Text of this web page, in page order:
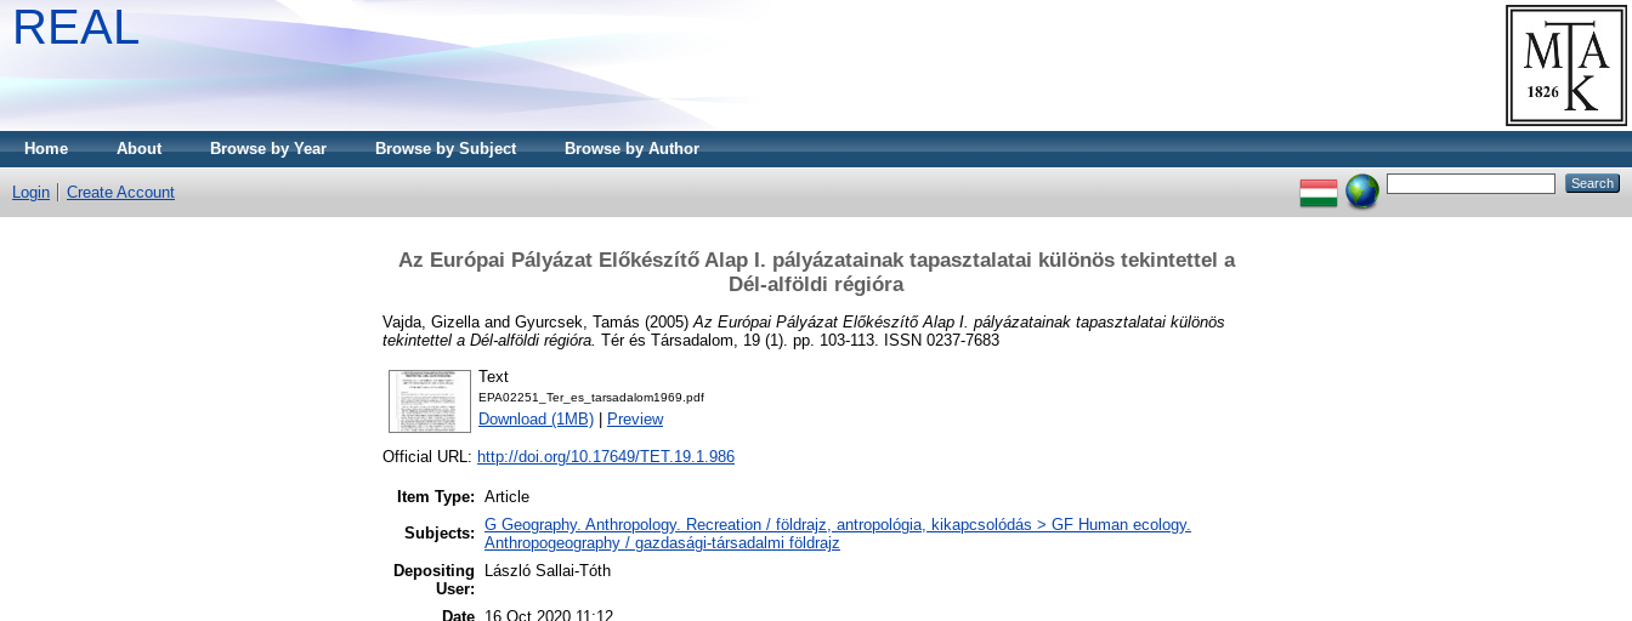
REAL
Home About Browse by Year Browse by Subject Browse by Author
Login Create Account
Az Európai Pályázat Előkészítő Alap I. pályázatainak tapasztalatai különös tekintettel a
Dél-alföldi régióra
Vajda, Gizella and Gyurcsek, Tamás (2005) Az Európai Pályázat Előkészítő Alap I. pályázatainak tapasztalatai különös
tekintettel a Dél-alföldi régióra. Tér és Társadalom, 19 (1). pp. 103-113. ISSN 0237-7683
Text
EPA02251_Ter_es_tarsadalom1969.pdf
Download (1MB) Preview
Official URL: http://doi.org/10.17649/TET.19.1.986
Item Type: Article
Subjects: G Geography. Anthropology. Recreation / földrajz, antropológia, kikapcsolódás > GF Human ecology.
Anthropogeography / gazdasági-társadalmi földrajz
Depositing
User:
László Sallai-Tóth
Date 16 Oct 2020 11:12